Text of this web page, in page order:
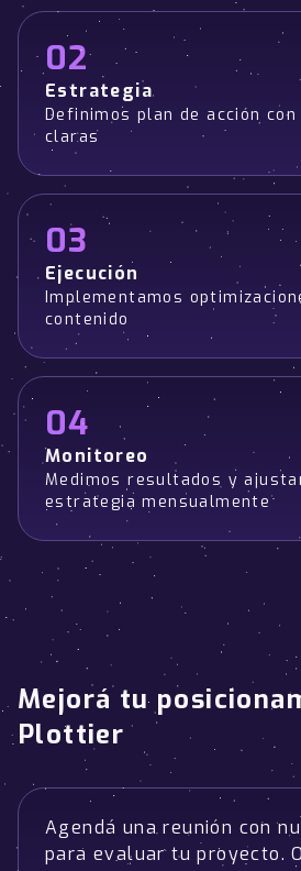
02
Estrategia
Definimos plan de acción
claras
03
Ejecución
Implementamos
contenido
04
Monitoreo
Medimos resultados y
estrategia mensualmente
Mejorá tu
Plottier
Agendá una reunión con
para evaluar tu proyecto.